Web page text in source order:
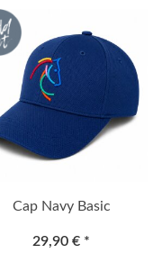
Cap Navy Basic
29,90 € *